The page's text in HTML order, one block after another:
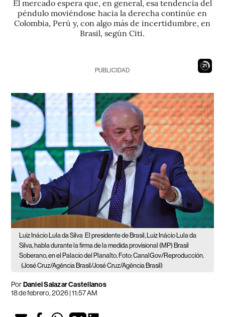
El mercado espera que, en general, esa tendencia del
péndulo moviéndose hacia la derecha continúe en
Colombia, Perú y, con algo más de incertidumbre, en
Brasil, según Citi.
19
PUBLICIDAD
Luiz Inácio Lula da Silva El presidente de Brasil, Luiz Inácio Lula da
Silva, habla durante la firma de la medida provisional (MP) Brasil
Soberano, en el Palacio del Planalto. Foto: CanalGov/Reproducción.
(José Cruz/Agência Brasil/José Cruz/Agência Brasil)
PorDaniel Salazar Castellanos
18 de febrero, 2026 | 11:57 AM